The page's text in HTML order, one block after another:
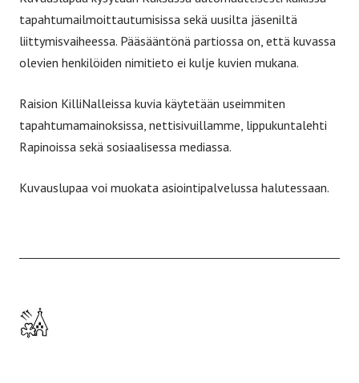
tapahtumailmoittautumisissa sekä uusilta jäseniltä
liittymisvaiheessa. Pääsääntönä partiossa on, että kuvassa
olevien henkilöiden nimitieto ei kulje kuvien mukana.
Raision KilliNalleissa kuvia käytetään useimmiten
tapahtumamainoksissa, nettisivuillamme, lippukuntalehti
Rapinoissa sekä sosiaalisessa mediassa.
Kuvauslupaa voi muokata asiointipalvelussa halutessaan.
Etusivulle